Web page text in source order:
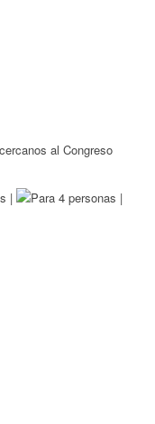
al Congreso
| |